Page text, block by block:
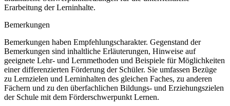
Erarbeitung der Lerninhalte.
Bemerkungen
Bemerkungen haben Empfehlungscharakter. Gegenstand der
Bemerkungen sind inhaltliche Erläuterungen, Hinweise auf
geeignete Lehr- und Lernmethoden und Beispiele für Möglichkeiten
einer differenzierten Förderung der Schüler. Sie umfassen Bezüge
zu Lernzielen und Lerninhalten des gleichen Faches, zu anderen
Fächern und zu den überfachlichen Bildungs- und Erziehungszielen
der Schule mit dem Förderschwerpunkt Lernen.